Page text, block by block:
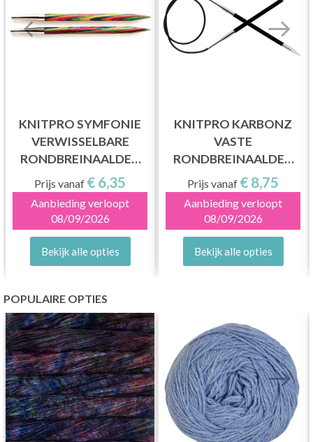
KNITPRO SYMFONIE
VERWISSELBARE
RONDBREINAALDEN
(3-15.00 MM)
Prijs vanaf € 6,35
Aanbieding verloopt
08/09/2026
Bekijk alle opties
KNITPRO KARBONZ
VASTE
RONDBREINAALDEN
80 CM (2-8.00MM)
Prijs vanaf € 8,75
Aanbieding verloopt
08/09/2026
Bekijk alle opties
POPULAIRE OPTIES